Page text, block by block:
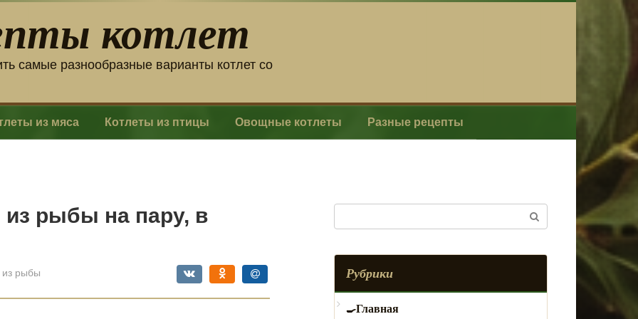
котлет
самые разнообразные варианты котлет со
из мяса Котлеты из птицы Овощные котлеты Разные рецепты
из рыбы на пару, в
из рыбы Рубрики
Главная